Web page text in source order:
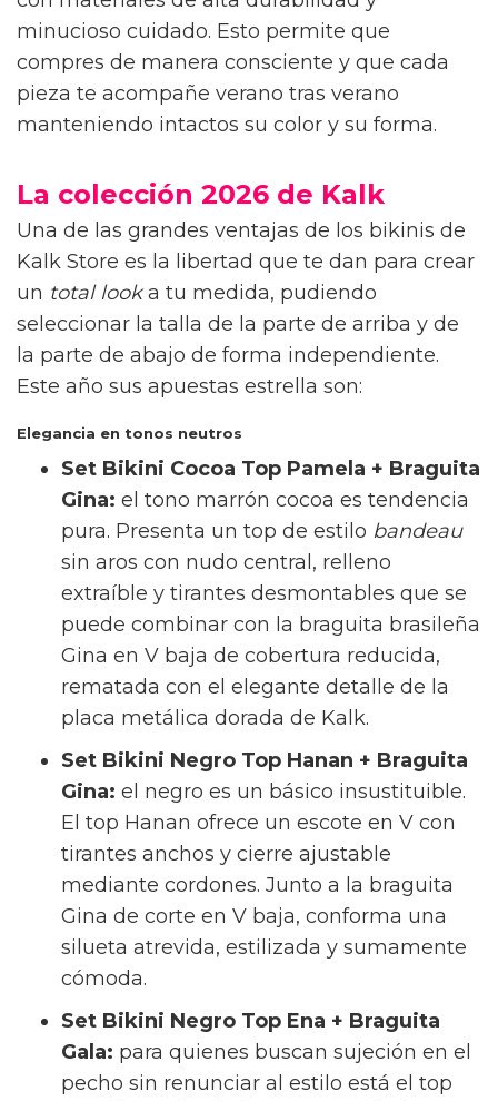
minucioso cuidado. Esto permite que
compres de manera consciente y que cada
pieza te acompañe verano tras verano
manteniendo intactos su color y su forma.
La colección 2026 de Kalk
Una de las grandes ventajas de los bikinis de
Kalk Store es la libertad que te dan para crear
un total looka tu medida, pudiendo
seleccionar la talla de la parte de arriba y de
la parte de abajo de forma independiente.
Este año sus apuestas estrella son:
Elegancia en tonos neutros
Set Bikini Cocoa Top Pamela + Braguita
Gina: el tono marrón cocoa es tendencia
pura. Presenta un top de estilo bandeau
sin aros con nudo central, relleno
extraíble y tirantes desmontables que se
puede combinar con la braguita brasileña
Gina en V baja de cobertura reducida,
rematada con el elegante detalle de la
placa metálica dorada de Kalk.
Set Bikini Negro Top Hanan + Braguita
Gina: el negro es un básico insustituible.
El top Hanan ofrece un escote en V con
tirantes anchos y cierre ajustable
mediante cordones. Junto a la braguita
Gina de corte en V baja, conforma una
silueta atrevida, estilizada y sumamente
cómoda.
Set Bikini Negro Top Ena + Braguita
Gala: para quienes buscan sujeción en el
pecho sin renunciar al estilo está el top